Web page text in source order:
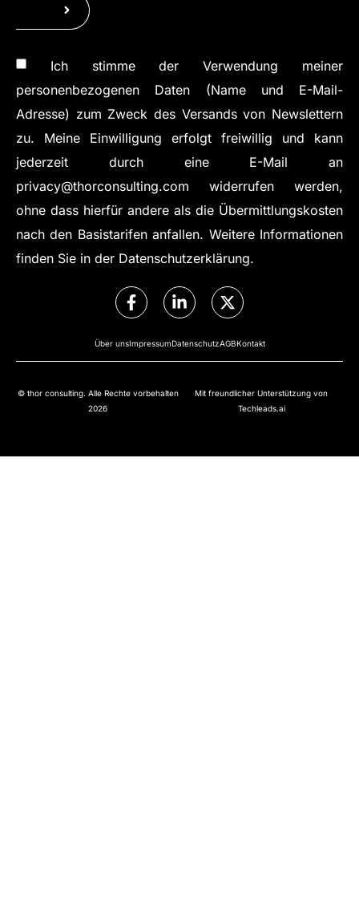
Ich stimme der Verwendung meiner
personenbezogenen Daten (Name und E-Mail-
Adresse) zum Zweck des Versands von Newslettern
zu. Meine Einwilligung erfolgt freiwillig und kann
jederzeit durch eine E-Mail an
privacy@thorconsulting.com widerrufen werden,
ohne dass hierfür andere als die Übermittlungskosten
nach den Basistarifen anfallen. Weitere Informationen
finden Sie in der Datenschutzerklärung.
Über unsImpressumDatenschutzAGBKontakt
© thor consulting. Alle Rechte vorbehalten
2026
Mit freundlicher Unterstützung von
Techleads.ai